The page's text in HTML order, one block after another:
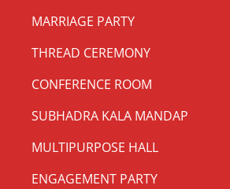
MARRIAGE PARTY
THREAD CEREMONY
CONFERENCE ROOM
SUBHADRA KALA MANDAP
MULTIPURPOSE HALL
ENGAGEMENT PARTY